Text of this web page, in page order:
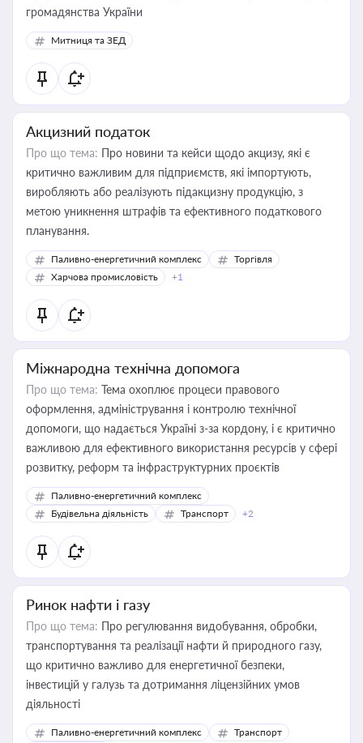
громадянства України
Митниця та ЗЕД
Акцизний податок
Про що тема: Про новини та кейси щодо акцизу, які є
критично важливим для підприємств, які імпортують,
виробляють або реалізують підакцизну продукцію, з
метою уникнення штрафів та ефективного податкового
планування.
Паливно-енергетичний комплекс
Торгівля
Харчова промисловість
+1
Міжнародна технічна допомога
Про що тема: Тема охоплює процеси правового
оформлення, адміністрування і контролю технічної
допомоги, що надається Україні з-за кордону, і є критично
важливою для ефективного використання ресурсів у сфері
розвитку, реформ та інфраструктурних проєктів
Паливно-енергетичний комплекс
Будівельна діяльність
Транспорт +2
Ринок нафти і газу
Про що тема: Про регулювання видобування, обробки,
транспортування та реалізації нафти й природного газу,
що критично важливо для енергетичної безпеки,
інвестицій у галузь та дотримання ліцензійних умов
діяльності
Паливно-енергетичний комплекс
Транспорт